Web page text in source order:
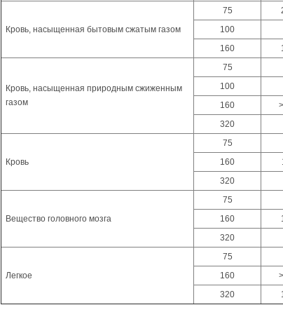
Кровь, насыщенная бытовым сжатым газом
75
100
160
Кровь, насыщенная природным сжиженным
газом
75
100
160
320
Кровь
75
160
320
Вещество головного мозга
75
160
320
Легкое
75
160
320